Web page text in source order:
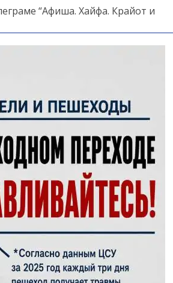
“Афиша. Хайфа. Крайот и